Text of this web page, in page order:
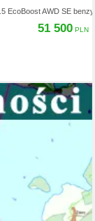
EcoBoost AWD SE
51 500